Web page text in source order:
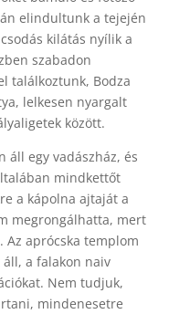
elindultunk a tejején
kilátás nyílik a
szabadon
találkoztunk, Bodza
lelkesen nyargalt
között.
áll egy vadászház, és
mindkettőt
a kápolna ajtaját a
megrongálhatta, mert
aprócska templom
a falakon naiv
Nem tudjuk,
mindenesetre